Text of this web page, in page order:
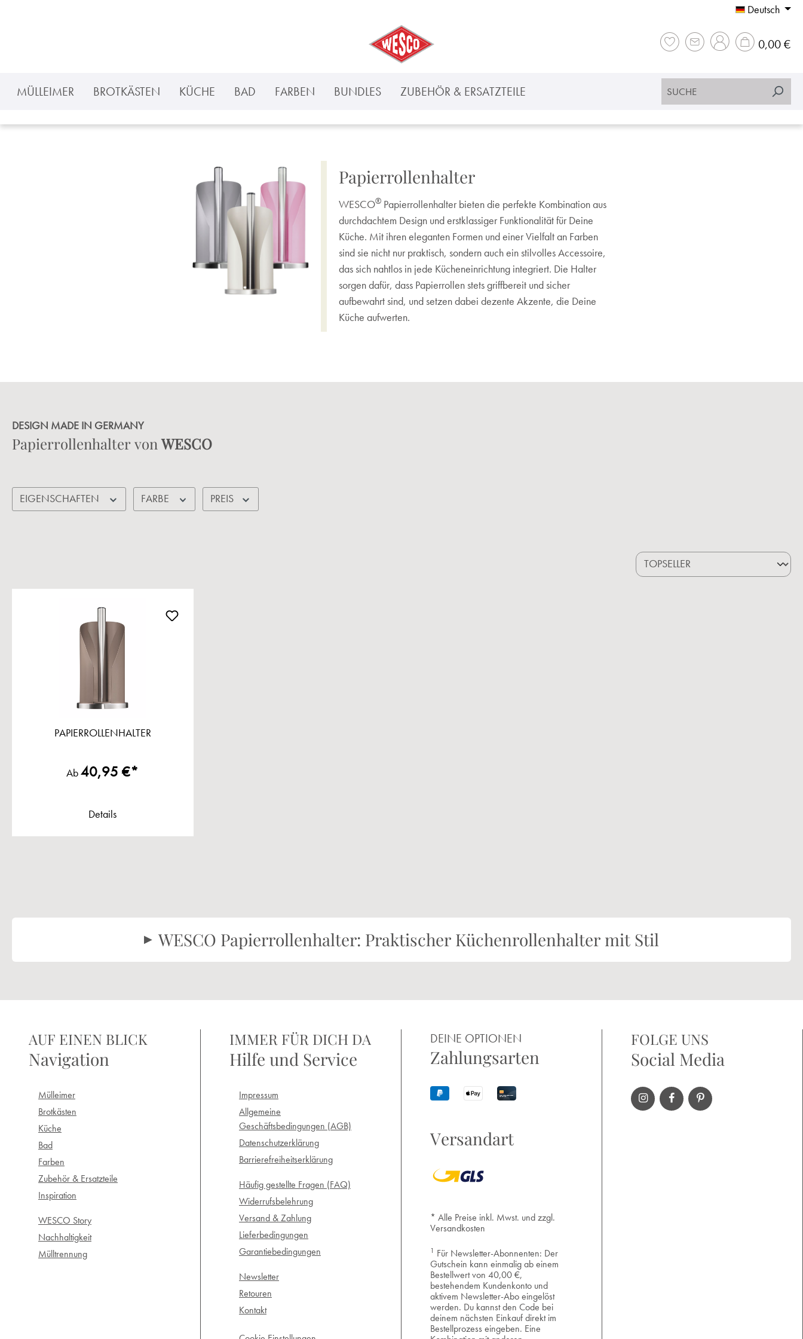
Deutsch
0,00 €
MÜLLEIMER BROTKÄSTEN KÜCHE BAD FARBEN BUNDLES ZUBEHÖR & ERSATZTEILE
Papierrollenhalter
WESCO®Papierrollenhalter bieten die perfekte Kombination aus
durchdachtem Design und erstklassiger Funktionalität für Deine
Küche. Mit ihren eleganten Formen und einer Vielfalt an Farben
sind sie nicht nur praktisch, sondern auch ein stilvolles Accessoire,
das sich nahtlos in jede Kücheneinrichtung integriert. Die Halter
sorgen dafür, dass Papierrollen stets griffbereit und sicher
aufbewahrt sind, und setzen dabei dezente Akzente, die Deine
Küche aufwerten.
DESIGN MADE IN GERMANY
Papierrollenhalter vonWESCO
EIGENSCHAFTEN FARBE PREIS
PAPIERROLLENHALTER
Ab40,95 €*
Details
WESCO Papierrollenhalter: Praktischer Küchenrollenhalter mit Stil
AUF EINEN BLICK
Navigation
Mülleimer
Brotkästen
Küche
Bad
Farben
Zubehör & Ersatzteile
Inspiration
WESCO Story
Nachhaltigkeit
Mülltrennung
IMMER FÜR DICH DA
Hilfe und Service
Impressum
Allgemeine
Geschäftsbedingungen (AGB)
Datenschutzerklärung
Barrierefreiheitserklärung
Häufig gestellte Fragen (FAQ)
Widerrufsbelehrung
Versand & Zahlung
Lieferbedingungen
Garantiebedingungen
Newsletter
Retouren
Kontakt
DEINE OPTIONEN
Zahlungsarten
Versandart
* Alle Preise inkl. Mwst. und zzgl.
Versandkosten
1 Für Newsletter-Abonnenten: Der
Gutschein kann einmalig ab einem
Bestellwert von 40,00 €,
bestehendem Kundenkonto und
aktivem Newsletter-Abo eingelöst
werden. Du kannst den Code bei
deinem nächsten Einkauf direkt im
Bestellprozess eingeben. Eine
FOLGE UNS
Social Media